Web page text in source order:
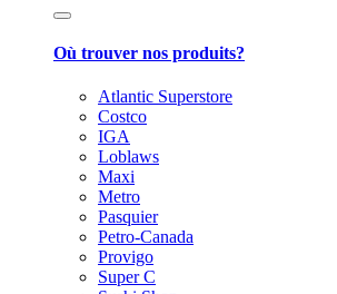
Où trouver nos produits?
Atlantic Superstore
Costco
IGA
Loblaws
Maxi
Metro
Pasquier
Petro-Canada
Provigo
Super C